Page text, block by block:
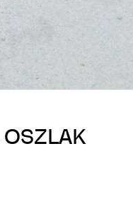
OSZLAK